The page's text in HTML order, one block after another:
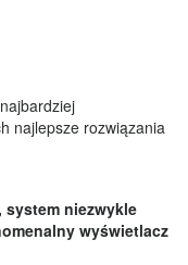
najlepsze rozwiązania
system niezwykle
wyświetlacz